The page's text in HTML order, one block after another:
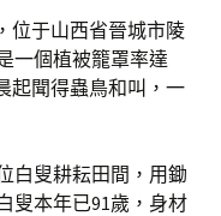
位于山西省晉城市陵
一個植被籠罩率達
起聞得蟲鳥和叫，一
白叟耕耘田間，用鋤
叟本年已91歲，身材